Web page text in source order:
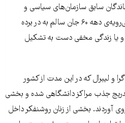
سابق سازمان‌های سیاسی و
احزاب چپ بودند و از اعدام‌های بی‌رویه‌ی دهه‌ ۶۰ جان سالم به در برده
و یا زندگی مخفی دست به تشکیل
و لیبرال که در این مدت از کشور
جذب مراکز دانشگاهی شده و بخشی
آوردند. بخشی از زنان روشنفکر داخل